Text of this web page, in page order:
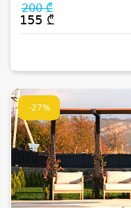
200 ₾
155 ₾
-27%